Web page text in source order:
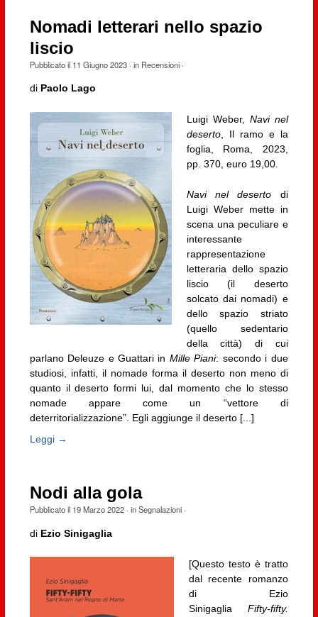
Nomadi letterari nello spazio
liscio
Pubblicato il 11 Giugno 2023· in Recensioni·
di Paolo Lago
Luigi Weber, Navi nel
deserto, Il ramo e la
foglia, Roma, 2023,
pp. 370, euro 19,00.
Navi nel deserto di
Luigi Weber mette in
scena una peculiare e
interessante
rappresentazione
letteraria dello spazio
liscio (il deserto
solcato dai nomadi) e
dello spazio striato
(quello sedentario
della città) di cui
parlano Deleuze e Guattari in Mille Piani: secondo i due
studiosi, infatti, il nomade forma il deserto non meno di
quanto il deserto formi lui, dal momento che lo stesso
nomade appare come un “vettore di
deterritorializzazione”. Egli aggiunge il deserto [...]
Leggi →
Nodi alla gola
Pubblicato il 19 Marzo 2022· inSegnalazioni·
di Ezio Sinigaglia
[Questo testo è tratto
dal recente romanzo
di Ezio
Sinigaglia Fifty-fifty.